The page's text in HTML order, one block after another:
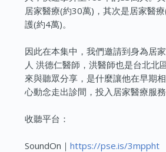
居家醫療(約30萬)，其次是居家醫
護(約4萬)。
因此在本集中，我們邀請到身為居
人 洪德仁醫師，洪醫師也是台北北
來與聽眾分享，是什麼讓他在早期
心動念走出診間，投入居家醫療服
收聽平台：
SoundOn｜https://pse.is/3mppht